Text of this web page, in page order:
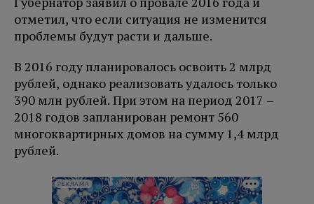
отметил, что если ситуация не изменится
проблемы будут расти и дальше.
В 2016 году планировалось освоить 2 млрд
рублей, однако реализовать удалось только
390 млн рублей. При этом на период 2017 –
2018 годов запланирован ремонт 560
многоквартирных домов на сумму 1,4 млрд
рублей.
РЕКЛАМА